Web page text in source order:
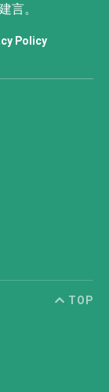
言。
Policy
TOP